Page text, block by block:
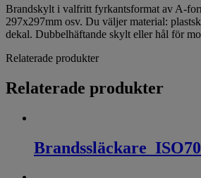
Brandskylt i valfritt fyrkantsformat av A-
297x297mm osv. Du väljer material:
dekal. Dubbelhäftande skylt eller hål för
Relaterade produkter
Relaterade produkter